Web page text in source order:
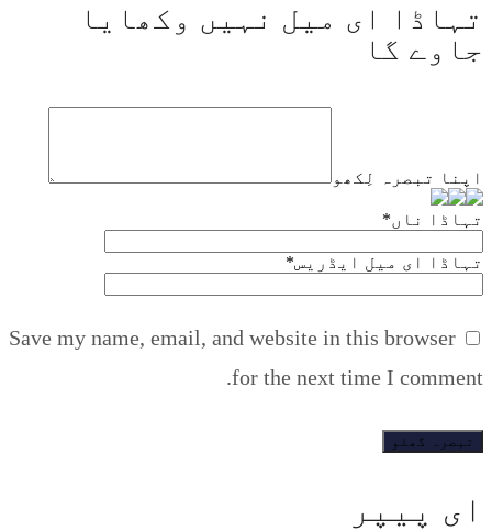
تہاڈا ای میل نہیں وکھایا
جاوے گا
اپنا تبصرہ لِکھو
تہاڈا ناں*
تہاڈا ای میل ایڈریس*
Save my name, email, and website in this browser
for the next time I comment.
ای پیپر